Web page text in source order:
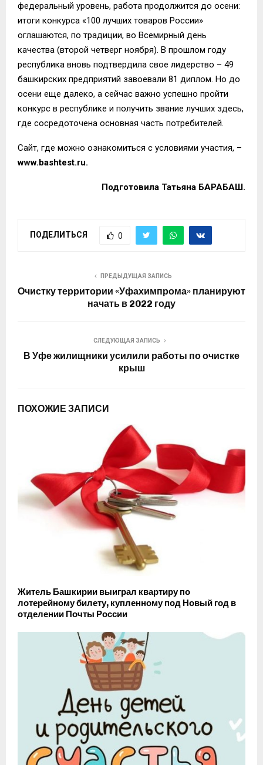
федеральный уровень, работа продолжится до осени:
итоги конкурса «100 лучших товаров России»
оглашаются, по традиции, во Всемирный день
качества (второй четверг ноября). В прошлом году
республика вновь подтвердила свое лидерство – 49
башкирских предприятий завоевали 81 диплом. Но до
осени еще далеко, а сейчас важно успешно пройти
конкурс в республике и получить звание лучших здесь,
где сосредоточена основная часть потребителей.
Сайт, где можно ознакомиться с условиями участия, –
www.bashtest.ru.
Подготовила Татьяна БАРАБАШ.
ПОДЕЛИТЬСЯ 0
ПРЕДЫДУЩАЯ ЗАПИСЬ
Очистку территории «Уфахимпрома» планируют
начать в 2022 году
СЛЕДУЮЩАЯ ЗАПИСЬ
В Уфе жилищники усилили работы по очистке
крыш
ПОХОЖИЕ ЗАПИСИ
Житель Башкирии выиграл квартиру по
лотерейному билету, купленному под Новый год в
отделении Почты России